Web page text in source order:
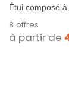
Étui composé
l'océan.
8 offres
à partir de